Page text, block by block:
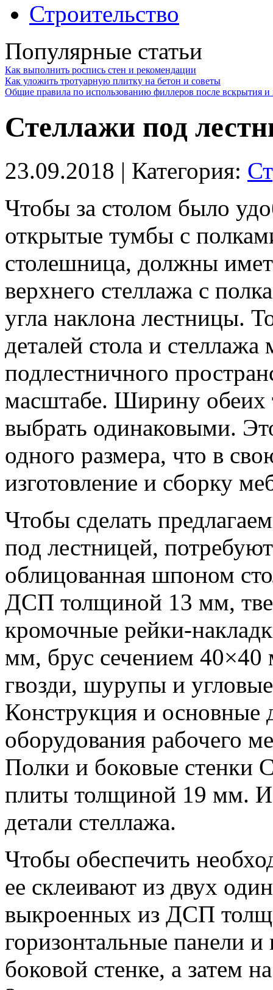
Строительство
Популярные статьи
Как выполнить роспись стен и рекомендации
Как уложить тротуарную плитку на бетон и советы
Общие правила по использованию филлеров после вскрытия и
Стеллажи под
23.09.2018 | Категория:
Чтобы за столом было
открытые тумбы с
столешница, должны
верхнего стеллажа с
угла наклона лестницы.
деталей стола и
подлестничного
масштабе. Ширину обеих
выбрать одинаковыми.
одного размера, что в
изготовление и сборку
Чтобы сделать
под лестницей,
облицованная шпоном
ДСП толщиной 13 мм,
кромочные рейки-
мм, брус сечением 40×40
гвозди, шурупы и
Конструкция и основные
оборудования рабочего
Полки и боковые стенки
плиты толщиной 19 мм.
детали стеллажа.
Чтобы обеспечить
ее склеивают из двух
выкроенных из ДСП
горизонтальные панели
боковой стенке, а затем